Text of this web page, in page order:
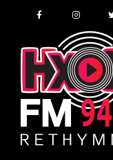
content